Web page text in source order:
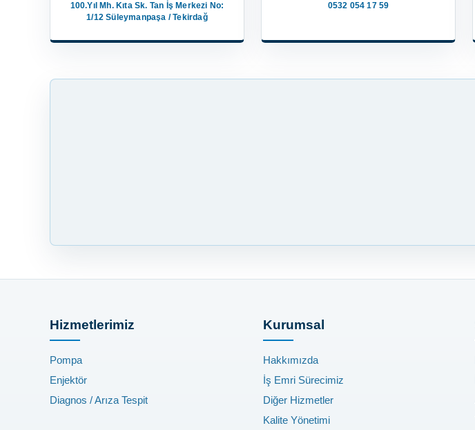
100.Yıl Mh. Kıta Sk. Tan İş Merkezi No:
1/12 Süleymanpaşa / Tekirdağ
0532 054 17 59
Hizmetlerimiz
Pompa
Enjektör
Diagnos / Arıza Tespit
Kurumsal
Hakkımızda
İş Emri Sürecimiz
Diğer Hizmetler
Kalite Yönetimi